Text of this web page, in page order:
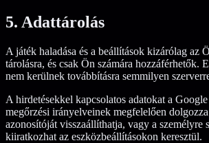
5. Adattárolás
A játék haladása és a beállítások kizárólag az
tárolásra, és csak Ön számára hozzáférhetők.
nem kerülnek továbbításra semmilyen
A hirdetésekkel kapcsolatos adatokat a
megőrzési irányelveinek megfelelően
azonosítóját visszaállíthatja, vagy a személyre
kiiratkozhat az eszközbeállításokon keresztül.